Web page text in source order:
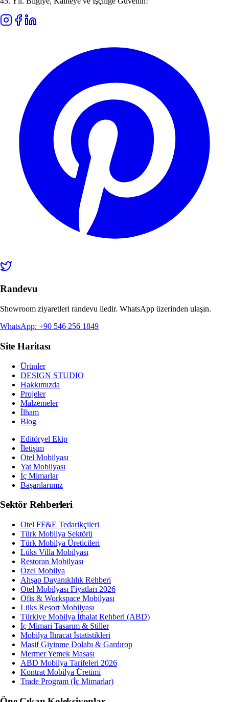
Randevu
Showroom ziyaretleri randevu iledir. WhatsApp üzerinden ulaşın.
WhatsApp: +90 546 256 1849
Site Haritası
Ürünler
DESIGN STUDIO
Hakkımızda
Projeler
Malzemeler
İlham
Blog
Editöryel Ekip
İletişim
Otel Mobilyası
Yat Mobilyası
İç Mimarlar
Başarılarımız
Sektör Rehberleri
Otel FF&E Tedarikçileri
Türk Mobilya Sektörü
Türk Mobilya Üreticileri
Lüks Villa Mobilyası
Restoran Mobilyası
Özel Mobilya
Ahşap Dayanıklılık Rehberi
Otel Mobilyası Fiyatları 2026
Ofis & Workspace Mobilyası
Lüks Resort Mobilyası
Türkiye Mobilya İthalat Rehberi (ABD)
İç Mimari Tasarım & Stiller
Mobilya İhracat İstatistikleri
Masif Giyinme Dolabı & Gardırop
Mermer Yemek Masası
ABD Mobilya Tarifeleri 2026
Kontrat Mobilya Üretimi
Trade Program (İç Mimarlar)